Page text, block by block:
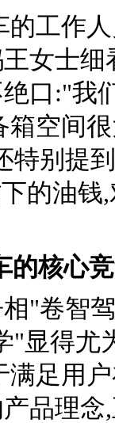
的工作
女士
口:"我
空间
特别提
的油
的核心
"卷智
"显得尤
满足用
品理